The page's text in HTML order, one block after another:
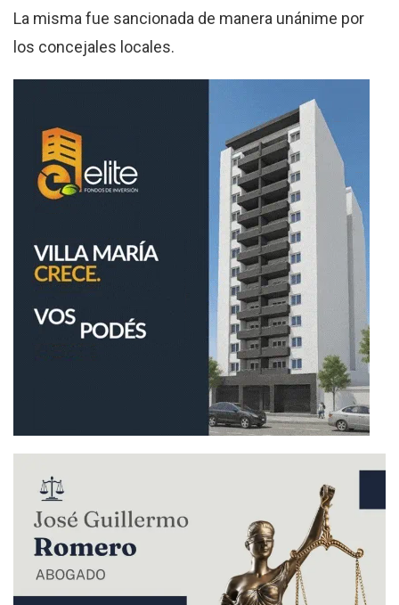
La misma fue sancionada de manera unánime por
los concejales locales.